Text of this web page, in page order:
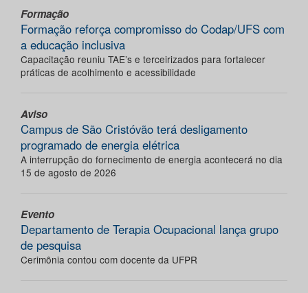
Formação
Formação reforça compromisso do Codap/UFS com
a educação inclusiva
Capacitação reuniu TAE’s e terceirizados para fortalecer
práticas de acolhimento e acessibilidade
Aviso
Campus de São Cristóvão terá desligamento
programado de energia elétrica
A interrupção do fornecimento de energia acontecerá no dia
15 de agosto de 2026
Evento
Departamento de Terapia Ocupacional lança grupo
de pesquisa
Cerimônia contou com docente da UFPR